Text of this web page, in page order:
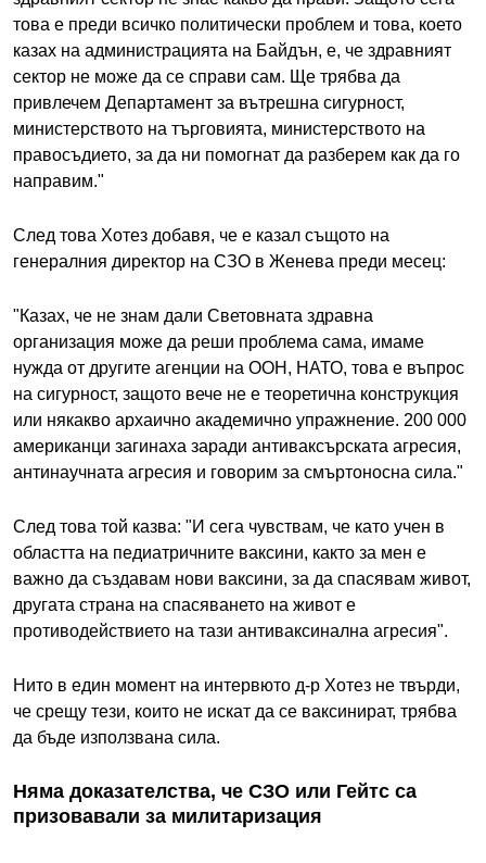
това е преди всичко политически проблем и това, което
казах на администрацията на Байдън, е, че здравният
сектор не може да се справи сам. Ще трябва да
привлечем Департамент за вътрешна сигурност,
министерството на търговията, министерството на
правосъдието, за да ни помогнат да разберем как да го
направим."
След това Хотез добавя, че е казал същото на
генералния директор на СЗО в Женева преди месец:
"Казах, че не знам дали Световната здравна
организация може да реши проблема сама, имаме
нужда от другите агенции на ООН, НАТО, това е въпрос
на сигурност, защото вече не е теоретична конструкция
или някакво архаично академично упражнение. 200 000
американци загинаха заради антиваксърската агресия,
антинаучната агресия и говорим за смъртоносна сила."
След това той казва: "И сега чувствам, че като учен в
областта на педиатричните ваксини, както за мен е
важно да създавам нови ваксини, за да спасявам живот,
другата страна на спасяването на живот е
противодействието на тази антиваксинална агресия".
Нито в един момент на интервюто д-р Хотез не твърди,
че срещу тези, които не искат да се ваксинират, трябва
да бъде използвана сила.
Няма доказателства, че СЗО или Гейтс са
призовавали за милитаризация